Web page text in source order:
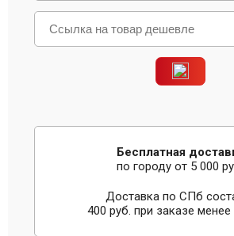
Бесплатная
по городу от 5 000
Доставка по СПб
400 руб. при заказе менее